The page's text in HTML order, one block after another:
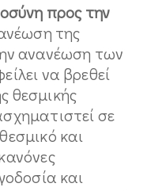
προς την
της
ανανέωση των
να βρεθεί
θεσμικής
σε
και
και